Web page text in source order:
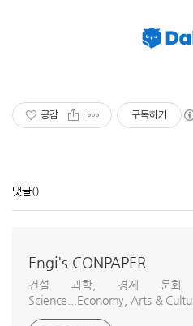
공감 구독하기
댓글()
Engi's CONPAPER
건설 과학, 경제 문화
Science...Economy, Arts &